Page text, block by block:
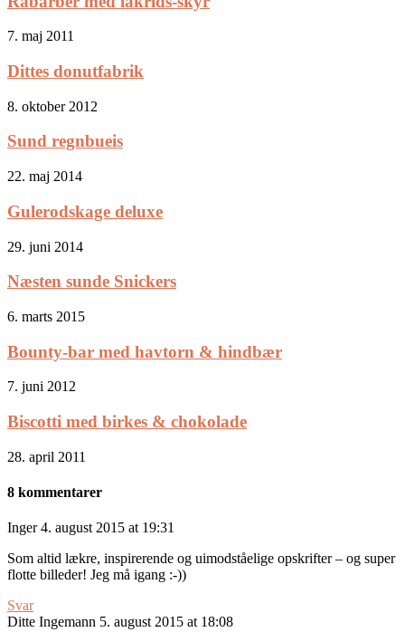
7. maj 2011
Dittes donutfabrik
8. oktober 2012
Sund regnbueis
22. maj 2014
Gulerodskage deluxe
29. juni 2014
Næsten sunde Snickers
6. marts 2015
Bounty-bar med havtorn & hindbær
7. juni 2012
Biscotti med birkes & chokolade
28. april 2011
8 kommentarer
Inger 4. august 2015 at 19:31
Som altid lækre, inspirerende og uimodståelige opskrifter – og super
flotte billeder! Jeg må igang :-))
Svar
Ditte Ingemann 5. august 2015 at 18:08